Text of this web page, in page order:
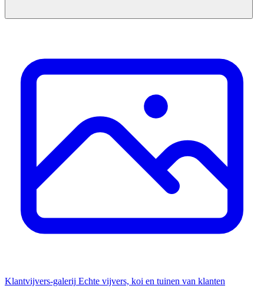
Klantvijvers-galerij Echte vijvers, koi en tuinen van klanten